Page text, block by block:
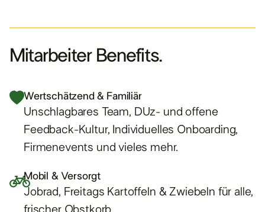
Mitarbeiter Benefits.
Wertschätzend & Familiär
Unschlagbares Team, DUz- und offene
Feedback-Kultur, Individuelles Onboarding,
Firmenevents und vieles mehr.
Mobil & Versorgt
Jobrad, Freitags Kartoffeln & Zwiebeln für alle,
frischer Obstkorb